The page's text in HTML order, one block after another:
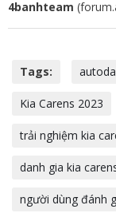
4banhteam
Tags:
Kia Carens 2023
trải nghiệm kia
danh gia kia
người dùng đánh